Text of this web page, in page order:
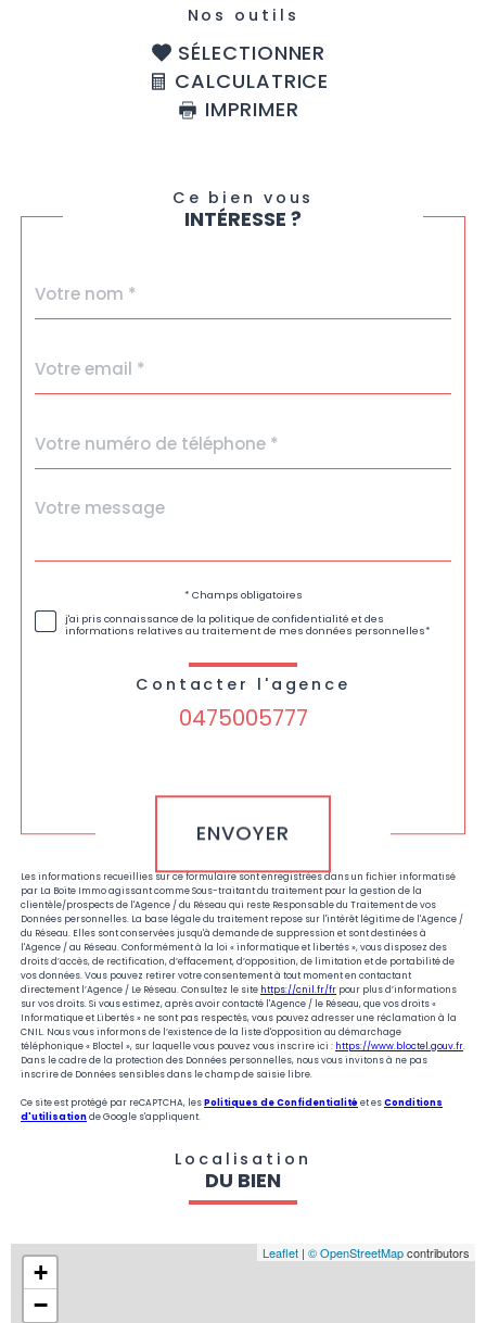
Nos outils
SÉLECTIONNER
CALCULATRICE
IMPRIMER
Ce bien vous
INTÉRESSE ?
par
défaut
*
*
*
Fieldset
Message
*
* Champs obligatoires
j'ai pris connaissance de la politique de confidentialité et des
informations relatives au traitement de mes données personnelles*
Contacter l'agence
0475005777
ENVOYER
Les informations recueillies sur ce formulaire sont enregistrées dans un fichier informatisé
par La Boite Immo agissant comme Sous-traitant du traitement pour la gestion de la
clientèle/prospects de l'Agence / du Réseau qui reste Responsable du Traitement de vos
Données personnelles. La base légale du traitement repose sur l'intérêt légitime de l'Agence /
du Réseau. Elles sont conservées jusqu'à demande de suppression et sont destinées à
l'Agence / au Réseau. Conformément à la loi « informatique et libertés », vous disposez des
droits d’accès, de rectification, d’effacement, d’opposition, de limitation et de portabilité de
vos données. Vous pouvez retirer votre consentement à tout moment en contactant
directement l’Agence / Le Réseau. Consultez le site https://cnil.fr/fr pour plus d’informations
sur vos droits. Si vous estimez, après avoir contacté l'Agence / le Réseau, que vos droits «
Informatique et Libertés » ne sont pas respectés, vous pouvez adresser une réclamation à la
CNIL. Nous vous informons de l’existence de la liste d'opposition au démarchage
téléphonique « Bloctel », sur laquelle vous pouvez vous inscrire ici : https://www.bloctel.gouv.fr.
Dans le cadre de la protection des Données personnelles, nous vous invitons à ne pas
inscrire de Données sensibles dans le champ de saisie libre.
Ce site est protégé par reCAPTCHA, lesPolitiques de Confidentialitéet esConditions
d'utilisationde Google s'appliquent.
Localisation
DU BIEN
+
−
Leaflet | © OpenStreetMapcontributors